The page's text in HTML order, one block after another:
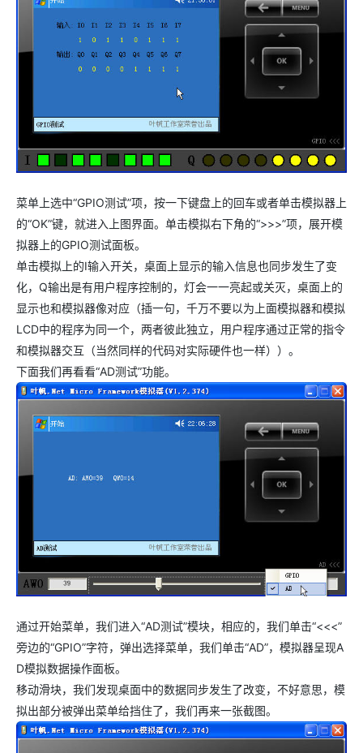
菜单上选中“GPIO测试”项，按一下键盘上的回车或者单击模拟器上
的“OK”键，就进入上图界面。单击模拟右下角的“>>>”项，展开模
拟器上的GPIO测试面板。
单击模拟上的I输入开关，桌面上显示的输入信息也同步发生了变
化，Q输出是有用户程序控制的，灯会一一亮起或关灭，桌面上的
显示也和模拟器像对应（插一句，千万不要以为上面模拟器和模拟
LCD中的程序为同一个，两者彼此独立，用户程序通过正常的指令
和模拟器交互（当然同样的代码对实际硬件也一样））。
下面我们再看看“AD测试”功能。
通过开始菜单，我们进入“AD测试”模块，相应的，我们单击“<<<”
旁边的“GPIO”字符，弹出选择菜单，我们单击“AD”，模拟器呈现A
D模拟数据操作面板。
移动滑块，我们发现桌面中的数据同步发生了改变，不好意思，模
拟出部分被弹出菜单给挡住了，我们再来一张截图。